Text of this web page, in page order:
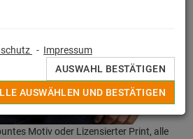
Motiv oder Lizensierter Print, alle
- Impressum
AUSWAHL BESTÄTIGEN
AUSWÄHLEN UND BESTÄTIGEN